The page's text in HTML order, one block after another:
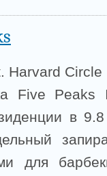
Harvard Circle
Five Peaks
в
для